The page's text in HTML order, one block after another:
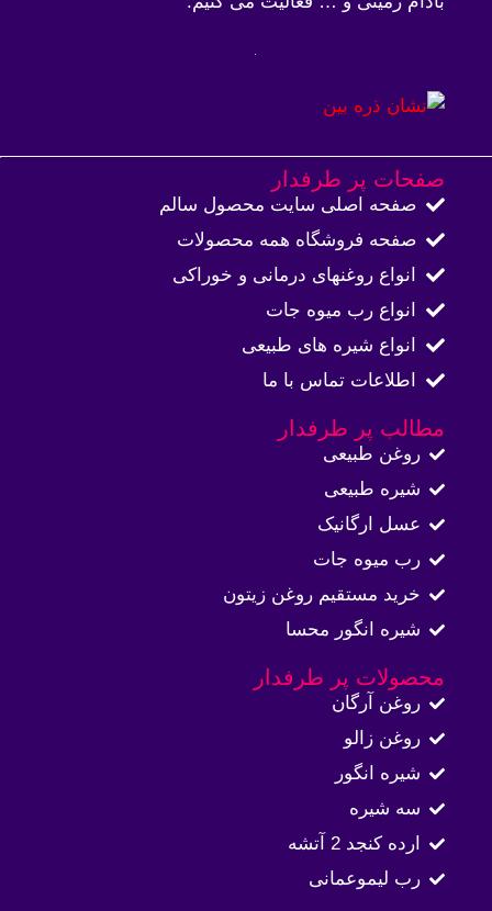
صفحات پر طرفدار
صفحه اصلی سایت محصول سالم
صفحه فروشگاه همه محصولات​
انواع روغنهای درمانی و خوراکی
انواع رب میوه جات
انواع شیره های طبیعی
اطلاعات تماس با ما​
مطالب پر طرفدار
روغن طبیعی
شیره طبیعی
عسل ارگانیک
رب میوه جات
خرید مستقیم روغن زیتون
شیره انگور محسا
محصولات پر طرفدار
روغن آرگان
روغن زالو
شیره انگور
سه شیره
ارده کنجد 2 آتشه
رب لیموعمانی